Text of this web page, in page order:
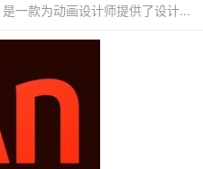
一款为动画设计师提供了设计...